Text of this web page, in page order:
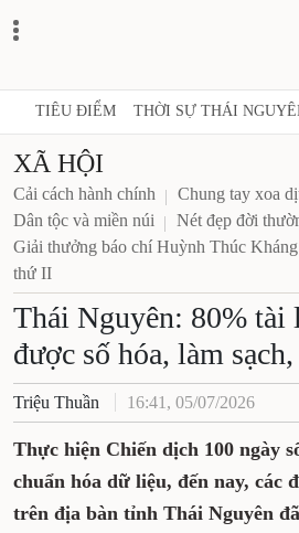
TIÊU ĐIỂM THỜI SỰ THÁI
XÃ HỘI
Cải cách hành chính
Chung tay xoa
Dân tộc và miền núi
Nét đẹp đời
Giải thưởng báo chí Huỳnh Thúc
thứ II
Thái Nguyên: 80% tài
được số hóa, làm
Triệu Thuần 16:41, 05/07/2026
Thực hiện Chiến dịch 100 ngày
chuẩn hóa dữ liệu, đến nay, các
trên địa bàn tỉnh Thái Nguyên